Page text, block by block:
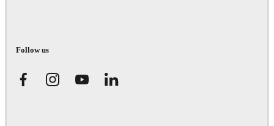
Follow us